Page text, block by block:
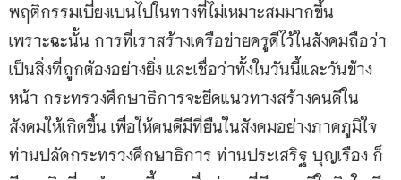
พฤติกรรมเบี่ยงเบนไปในทางที่ไม่เหมาะสมมากขึ้น
เพราะฉะนั้น การที่เราสร้างเครือข่ายครูดีไว้ในสังคมถือว่า
เป็นสิ่งที่ถูกต้องอย่างยิ่ง และเชื่อว่าทั้งในวันนี้และวันข้าง
หน้า กระทรวงศึกษาธิการจะยึดแนวทางสร้างคนดีใน
สังคมให้เกิดขึ้น เพื่อให้คนดีมีที่ยืนในสังคมอย่างภาคภูมิใจ
ท่านปลัดกระทรวงศึกษาธิการ ท่านประเสริฐ บุญเรือง ก็